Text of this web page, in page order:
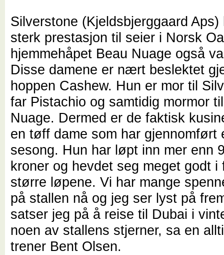
Silverstone (Kjeldsbjerggaard
sterk prestasjon til seier i Norsk
hjemmehåpet Beau Nuage også
Disse damene er nært beslektet
hoppen Cashew. Hun er mor til
far Pistachio og samtidig mormor
Nuage. Dermed er de faktisk
en tøff dame som har gjennomført
sesong. Hun har løpt inn mer enn
kroner og hevdet seg meget godt i
større løpene. Vi har mange
på stallen nå og jeg ser lyst på
satser jeg på å reise til Dubai i
noen av stallens stjerner, sa en
trener Bent Olsen.